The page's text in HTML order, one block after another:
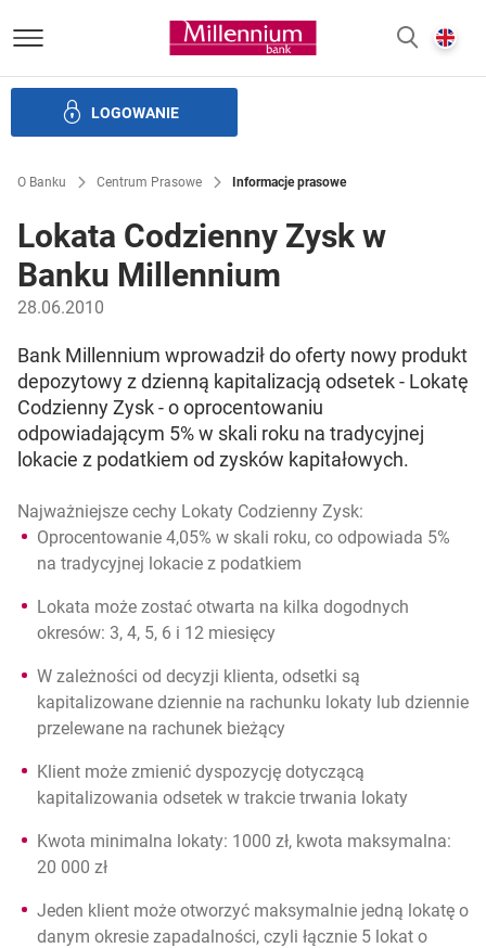
Bank Millennium homepage
LOGOWANIE
O Banku Centrum Prasowe Informacje prasowe
Lokata Codzienny Zysk w
Banku Millennium
28.06.2010
Bank Millennium wprowadził do oferty nowy produkt
depozytowy z dzienną kapitalizacją odsetek - Lokatę
Codzienny Zysk - o oprocentowaniu
odpowiadającym 5% w skali roku na tradycyjnej
lokacie z podatkiem od zysków kapitałowych.
Najważniejsze cechy Lokaty Codzienny Zysk:
Oprocentowanie 4,05% w skali roku, co odpowiada 5%
na tradycyjnej lokacie z podatkiem
Lokata może zostać otwarta na kilka dogodnych
okresów: 3, 4, 5, 6 i 12 miesięcy
W zależności od decyzji klienta, odsetki są
kapitalizowane dziennie na rachunku lokaty lub dziennie
przelewane na rachunek bieżący
Klient może zmienić dyspozycję dotyczącą
kapitalizowania odsetek w trakcie trwania lokaty
Kwota minimalna lokaty: 1000 zł, kwota maksymalna:
20 000 zł
Jeden klient może otworzyć maksymalnie jedną lokatę o
danym okresie zapadalności, czyli łącznie 5 lokat o